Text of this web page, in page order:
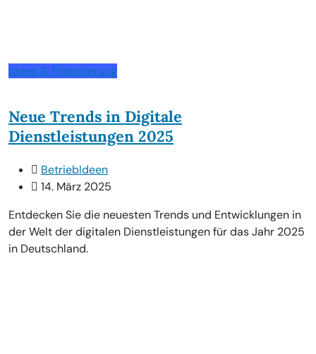
Ideen & Finanzierung
Neue Trends in Digitale
Dienstleistungen 2025
BetriebIdeen
14. März 2025
Entdecken Sie die neuesten Trends und Entwicklungen in
der Welt der digitalen Dienstleistungen für das Jahr 2025
in Deutschland.